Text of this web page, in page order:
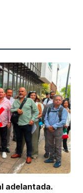
adelantada.